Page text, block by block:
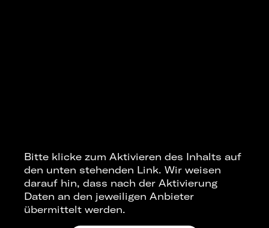
Bitte klicke zum Aktivieren des Inhalts auf
den unten stehenden Link. Wir weisen
darauf hin, dass nach der Aktivierung
Daten an den jeweiligen Anbieter
übermittelt werden.